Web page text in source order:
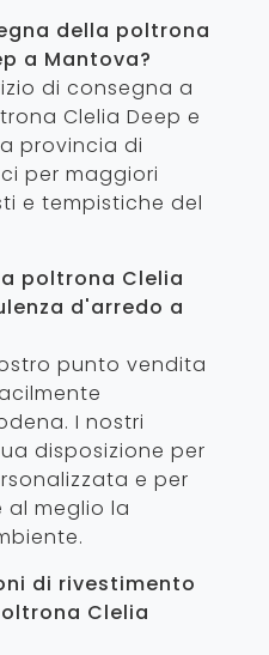
della poltrona
a Mantova?
di consegna a
Clelia Deep e
provincia di
per maggiori
e tempistiche del
poltrona Clelia
d'arredo a
punto vendita
I nostri
disposizione per
e per
meglio la
di rivestimento
Clelia